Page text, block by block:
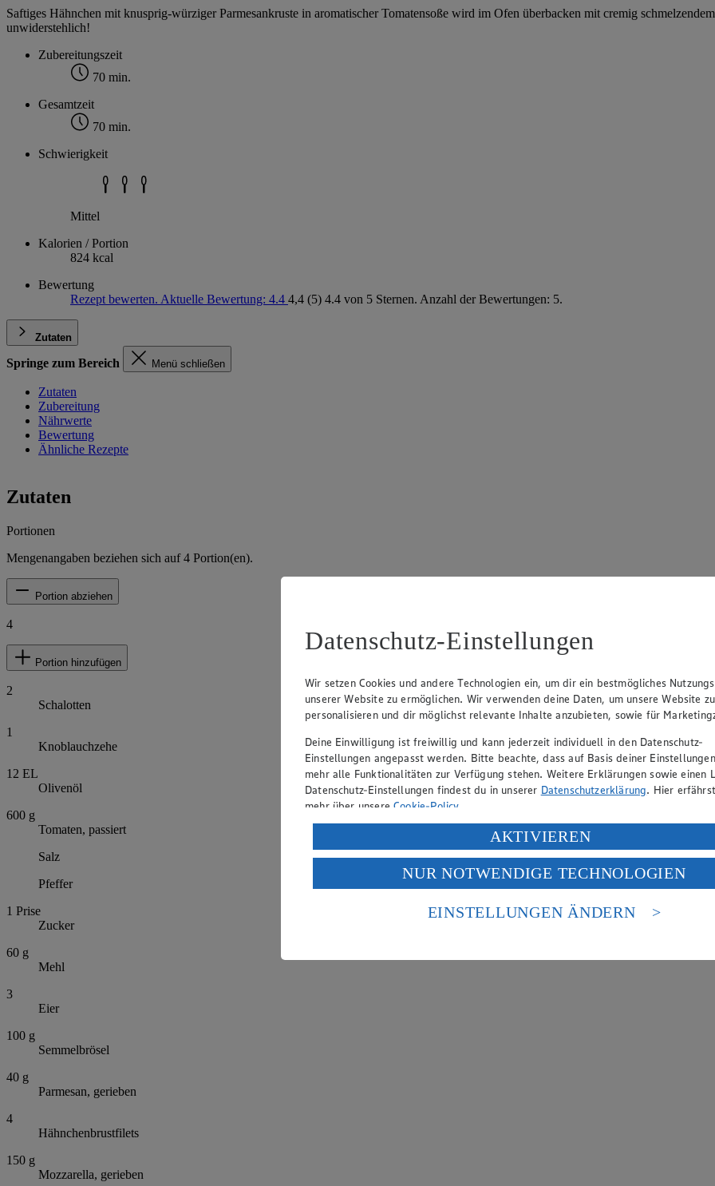
Saftiges Hähnchen mit knusprig-würziger Parmesankruste in aromatischer Tomatensoße wird im Ofen überbacken mit cremig
unwiderstehlich!
Zubereitungszeit
70 min.
Gesamtzeit
70 min.
Schwierigkeit
Mittel
Kalorien / Portion
824 kcal
Bewertung
Rezept bewerten. Aktuelle Bewertung: 4.4 4,4 (5) 4.4 von 5 Sternen. Anzahl der Bewertungen: 5.
Zutaten
Springe zum Bereich Menü schließen
Zutaten
Zubereitung
Nährwerte
Bewertung
Ähnliche Rezepte
Zutaten
Portionen
Mengenangaben beziehen sich auf4 Portion(en).
Portion abziehen
4
Portion hinzufügen
2
Schalotten
1
Knoblauchzehe
12 EL
Olivenöl
600 g
Tomaten, passiert
Salz
Pfeffer
1 Prise
Zucker
60 g
Mehl
3
Eier
100 g
Semmelbrösel
40 g
Parmesan, gerieben
4
Hähnchenbrustfilets
150 g
Mozzarella, gerieben
Datenschutz-Einstellungen
Wir setzen Cookies und andere Technologien ein, um dir ein bestmögliches
unserer Website zu ermöglichen. Wir verwenden deine Daten, um unsere Website zu
personalisieren und dir möglichst relevante Inhalte anzubieten, sowie für
Deine Einwilligung ist freiwillig und kann jederzeit individuell in den Datenschutz-
Einstellungen angepasst werden. Bitte beachte, dass auf Basis deiner
mehr alle Funktionalitäten zur Verfügung stehen. Weitere Erklärungen sowie einen
Datenschutz-Einstellungen findest du in unserer Datenschutzerklärung. Hier
mehr über unsereCookie-Policy.
Verarbeitung deiner personenbezogenen Daten in den USA durch Facebook und
Wenn du auf „Aktivieren“ klickst, willigst du im Sinne des Art. 49 Abs. 1 Satz 1 lit.
ein, dass deine Daten in den USA verarbeitet werden. Der EuGH sieht die USA als
einem nach europäischen Standards nicht angemessenen Datenschutzniveau an. Es
Risiko eines Zugriffs durch US-amerikanische Behörden.
AKTIVIEREN
NUR NOTWENDIGE TECHNOLOGIEN
EINSTELLUNGEN ÄNDERN